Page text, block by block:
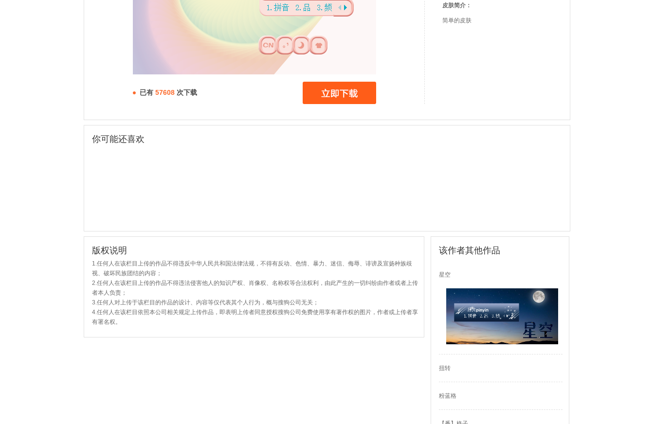
已有 57608 次下载
皮肤简介：
简单的皮肤
你可能还喜欢
版权说明
1.任何人在该栏目上传的作品不得违反中华人民共和国法律法规，不得有反动、色情、暴力、迷信、侮辱、诽谤及宣扬种族歧
视、破坏民族团结的内容；
2.任何人在该栏目上传的作品不得违法侵害他人的知识产权、肖像权、名称权等合法权利，由此产生的一切纠纷由作者或者上传
者本人负责；
3.任何人对上传于该栏目的作品的设计、内容等仅代表其个人行为，概与搜狗公司无关；
4.任何人在该栏目依照本公司相关规定上传作品，即表明上传者同意授权搜狗公司免费使用享有著作权的图片，作者或上传者享
有署名权。
该作者其他作品
星空
扭转
粉蓝格